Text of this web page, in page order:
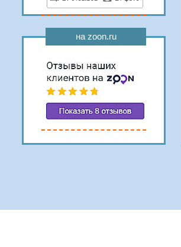
на zoon.ru